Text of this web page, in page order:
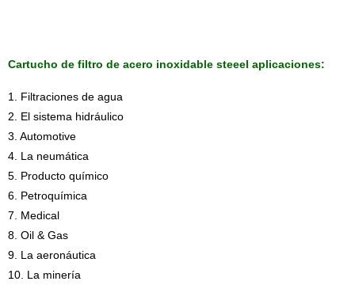
Cartucho de filtro de acero inoxidable steeel aplicaciones:
1. Filtraciones de agua
2. El sistema hidráulico
3. Automotive
4. La neumática
5. Producto químico
6. Petroquímica
7. Medical
8. Oil & Gas
9. La aeronáutica
10. La minería